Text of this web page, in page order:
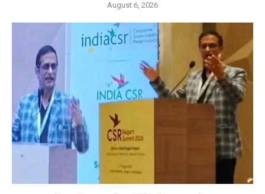
August 6, 2026